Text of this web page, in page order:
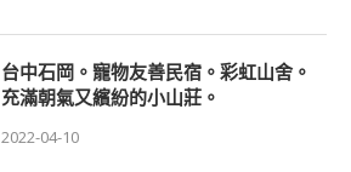
台中石岡。寵物友善民宿。彩虹山舍。
充滿朝氣又繽紛的小山莊。
2022-04-10